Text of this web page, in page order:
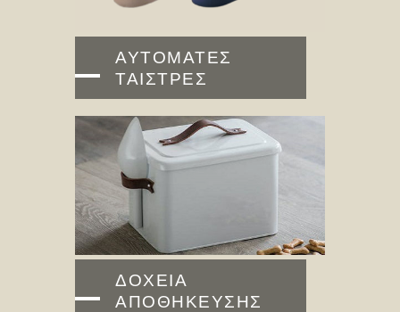
ΑΥΤΟΜΑΤΕΣ
ΤΑΙΣΤΡΕΣ
ΔΟΧΕΙΑ
ΑΠΟΘΗΚΕΥΣΗΣ